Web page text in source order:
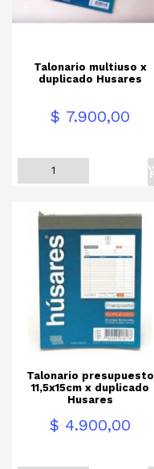
Talonario multiuso x
duplicado Husares
Precio$ 7.900,00
Talonario presupuesto
11,5x15cm x duplicado
Husares
Precio$ 4.900,00